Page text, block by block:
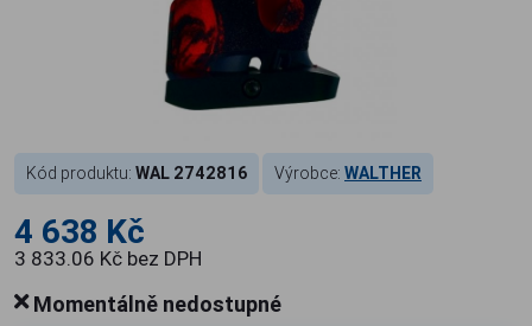
Kód produktu: WAL 2742816 Výrobce: WALTHER
4 638 Kč
3 833.06 Kč bez DPH
Momentálně nedostupné